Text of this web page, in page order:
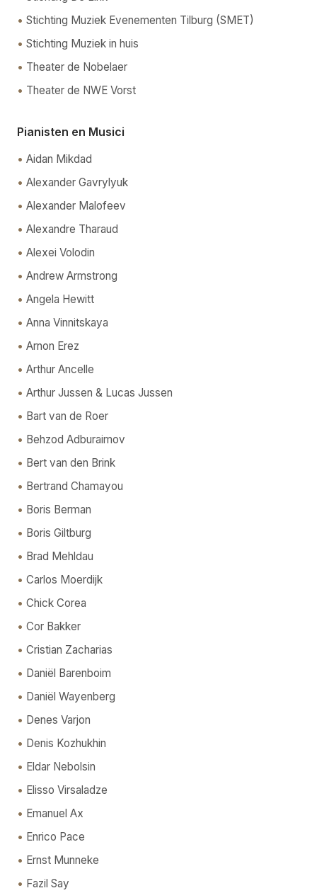
Stichting Muziek Evenementen Tilburg (SMET)
Stichting Muziek in huis
Theater de Nobelaer
Theater de NWE Vorst
Pianisten en Musici
Aidan Mikdad
Alexander Gavrylyuk
Alexander Malofeev
Alexandre Tharaud
Alexei Volodin
Andrew Armstrong
Angela Hewitt
Anna Vinnitskaya
Arnon Erez
Arthur Ancelle
Arthur Jussen & Lucas Jussen
Bart van de Roer
Behzod Adburaimov
Bert van den Brink
Bertrand Chamayou
Boris Berman
Boris Giltburg
Brad Mehldau
Carlos Moerdijk
Chick Corea
Cor Bakker
Cristian Zacharias
Daniël Barenboim
Daniël Wayenberg
Denes Varjon
Denis Kozhukhin
Eldar Nebolsin
Elisso Virsaladze
Emanuel Ax
Enrico Pace
Ernst Munneke
Fazil Say